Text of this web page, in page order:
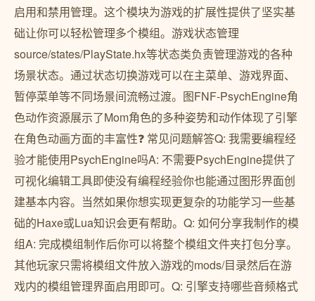
启用和禁用管理。这个模块为游戏的扩展性提供了坚实基
础让你可以轻松管理多个模组。游戏状态管理
source/states/PlayState.hx等状态类负责管理游戏的各种
场景状态。通过状态切换游戏可以在主菜单、游戏界面、
暂停菜单等不同场景间流畅过渡。图FNF-PsychEngine角
色动作资源展示了Mom角色的多种姿势和动作体现了引擎
在角色动画方面的丰富性❓ 常见问题解答Q: 我需要编程经
验才能使用PsychEngine吗A: 不需要PsychEngine提供了
可视化编辑工具即使没有编程经验你也能通过图形界面创
建基本内容。当然如果你想实现更复杂的功能学习一些基
础的Haxe或Lua知识会更有帮助。Q: 如何分享我制作的模
组A: 完成模组制作后你可以将整个模组文件夹打包分享。
其他玩家只需将模组文件放入游戏的mods/目录然后在游
戏内的模组管理界面启用即可。Q: 引擎支持哪些音频格式